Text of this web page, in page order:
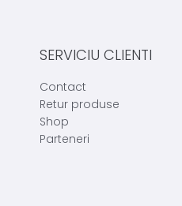
SERVICIU CLIENTI
Contact
Retur produse
Shop
Parteneri